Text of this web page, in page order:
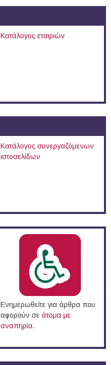
Κατάλογος εταιριών
Κατάλογος συνεργαζόμενων
ιστοσελίδων
Ενημερωθείτε για άρθρα που
αφορούν σε άτομα με
αναπηρία.